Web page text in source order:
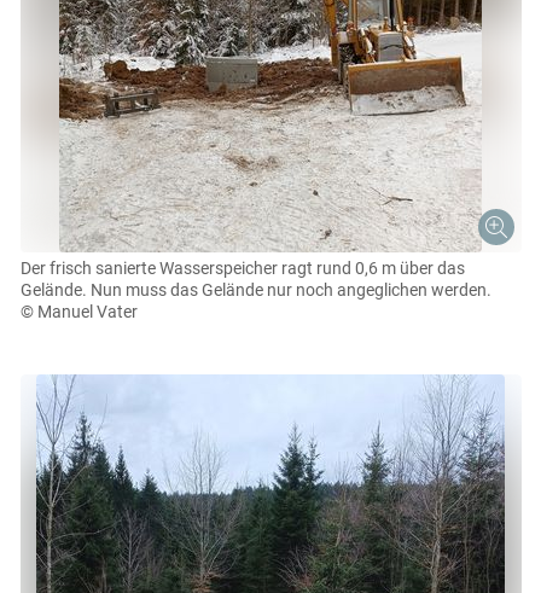
Der frisch sanierte Wasserspeicher ragt rund 0,6 m über das
Gelände. Nun muss das Gelände nur noch angeglichen werden.
© Manuel Vater